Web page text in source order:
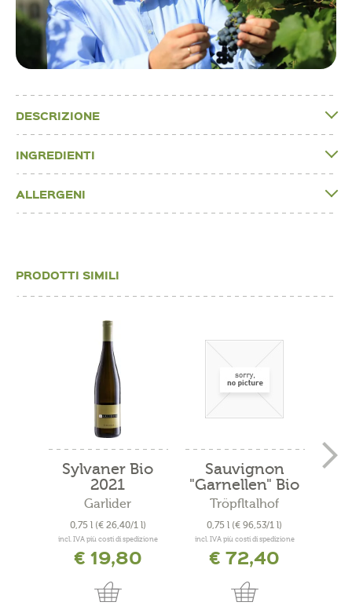
DESCRIZIONE
INGREDIENTI
ALLERGENI
PRODOTTI SIMILI
Sylvaner Bio
2021
Garlider
0,75 l (€ 26,40/1 l)
incl. IVA più costi di spedizione
€ 19,80
Sauvignon
"Garnellen" Bio
2019
Tröpfltalhof
0,75 l (€ 96,53/1 l)
incl. IVA più costi di spedizione
€ 72,40